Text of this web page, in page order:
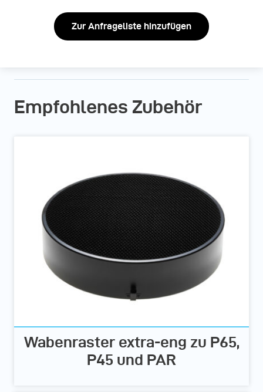
Zur Anfrageliste hinzufügen
Empfohlenes Zubehör
Wabenraster extra-eng zu P65,
P45 und PAR